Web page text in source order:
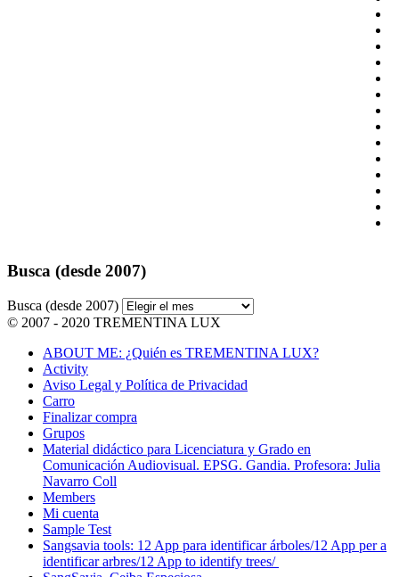
Busca (desde 2007)
Busca (desde 2007)
© 2007 - 2020 TREMENTINA LUX
ABOUT ME: ¿Quién es TREMENTINA LUX?
Activity
Aviso Legal y Política de Privacidad
Carro
Finalizar compra
Grupos
Material didáctico para Licenciatura y Grado en
Comunicación Audiovisual. EPSG. Gandia. Profesora: Julia
Navarro Coll
Members
Mi cuenta
Sample Test
Sangsavia tools: 12 App para identificar árboles/12 App per a
identificar arbres/12 App to identify trees/